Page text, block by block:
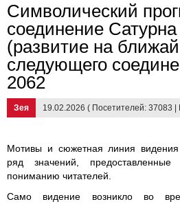
Символический
соединение
(развитие на
следующего
2062
Зея 19.02.2026 ( Посетителей: 37083
Мотивы и сюжетная линия видения
ряд значений, предоставленные
пониманию читателей.
Само видение возникло во